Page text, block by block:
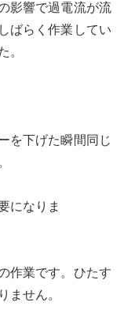
影響で過電流が流
ばらく作業してい
。
を下げた瞬間同じ
になりま
作業です。ひたす
ません。